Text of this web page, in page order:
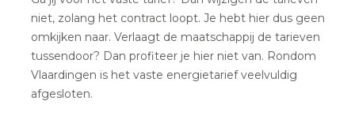
niet, zolang het contract loopt. Je hebt hier dus geen
omkijken naar. Verlaagt de maatschappij de tarieven
tussendoor? Dan profiteer je hier niet van. Rondom
Vlaardingen is het vaste energietarief veelvuldig
afgesloten.